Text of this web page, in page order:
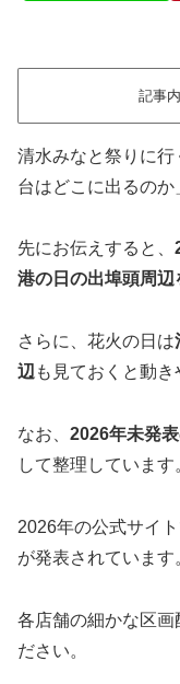
記事
清水みなと祭りに
台はどこに出るのか
先にお伝えすると、
港の日の出埠頭周辺
さらに、花火の日は
辺 も見ておくと動き
なお、 2026年未発
して整理しています
2026年の公式サイ
が発表されています
各店舗の細かな区画
ださい。